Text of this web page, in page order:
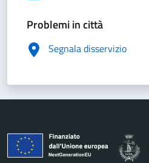
Problemi in città
Segnala disservizio